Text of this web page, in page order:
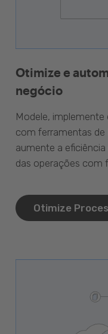
Otimize e
negócio
Modele,
com ferramentas de
aumente a
das operações com
Otimize